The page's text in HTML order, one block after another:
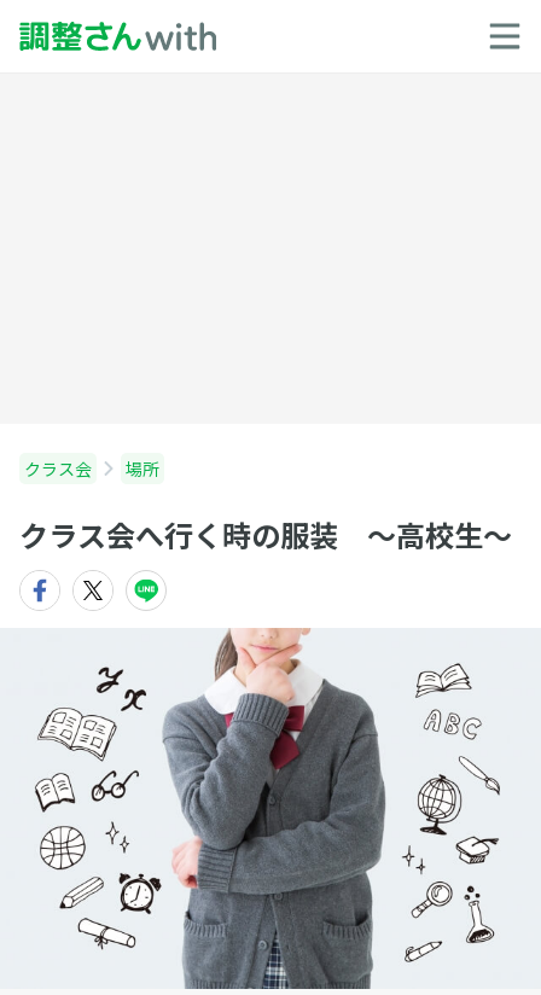
クラス会 場所
クラス会へ行く時の服装 〜高校生〜